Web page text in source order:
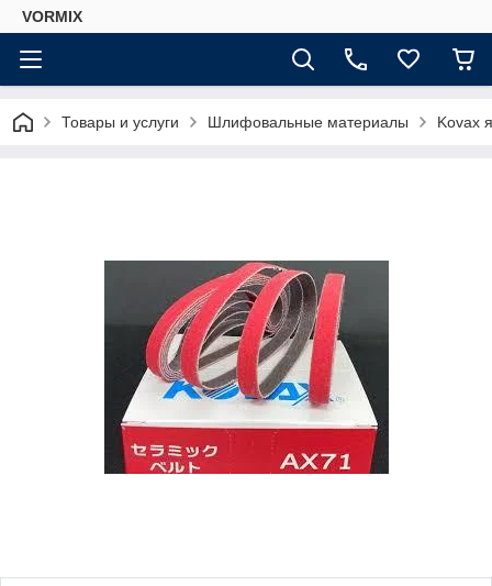
VORMIX
Товары и услуги Шлифовальные материалы Kovax